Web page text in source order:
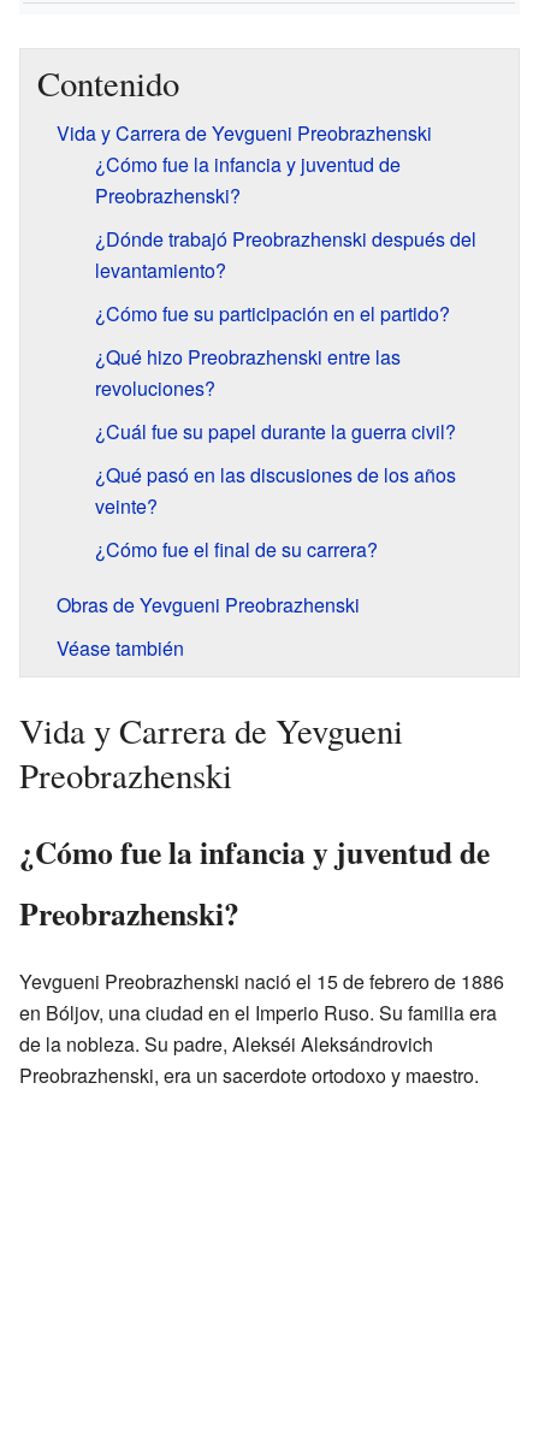
Contenido
Vida y Carrera de Yevgueni Preobrazhenski
¿Cómo fue la infancia y juventud de
Preobrazhenski?
¿Dónde trabajó Preobrazhenski después del
levantamiento?
¿Cómo fue su participación en el partido?
¿Qué hizo Preobrazhenski entre las
revoluciones?
¿Cuál fue su papel durante la guerra civil?
¿Qué pasó en las discusiones de los años
veinte?
¿Cómo fue el final de su carrera?
Obras de Yevgueni Preobrazhenski
Véase también
Vida y Carrera de Yevgueni
Preobrazhenski
¿Cómo fue la infancia y juventud de
Preobrazhenski?
Yevgueni Preobrazhenski nació el 15 de febrero de 1886
en Bóljov, una ciudad en el Imperio Ruso. Su familia era
de la nobleza. Su padre, Alekséi Aleksándrovich
Preobrazhenski, era un sacerdote ortodoxo y maestro.